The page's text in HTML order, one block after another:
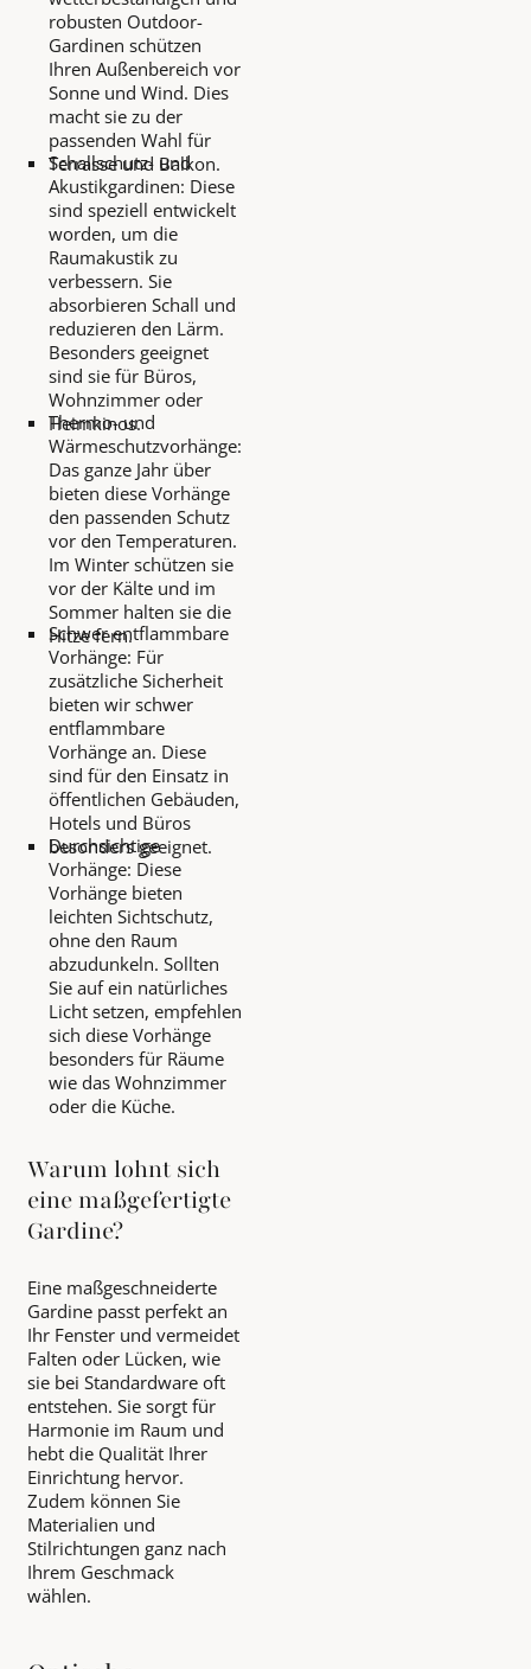
robusten Outdoor-
Gardinen schützen
Ihren Außenbereich vor
Sonne und Wind. Dies
macht sie zu der
passenden Wahl für
Terrasse und Balkon.
Schallschutz- und
Akustikgardinen: Diese
sind speziell entwickelt
worden, um die
Raumakustik zu
verbessern. Sie
absorbieren Schall und
reduzieren den Lärm.
Besonders geeignet
sind sie für Büros,
Wohnzimmer oder
Heimkinos.
Thermo- und
Wärmeschutzvorhänge:
Das ganze Jahr über
bieten diese Vorhänge
den passenden Schutz
vor den Temperaturen.
Im Winter schützen sie
vor der Kälte und im
Sommer halten sie die
Hitze fern.
Schwer entflammbare
Vorhänge: Für
zusätzliche Sicherheit
bieten wir schwer
entflammbare
Vorhänge an. Diese
sind für den Einsatz in
öffentlichen Gebäuden,
Hotels und Büros
besonders geeignet.
Durchsichtige
Vorhänge: Diese
Vorhänge bieten
leichten Sichtschutz,
ohne den Raum
abzudunkeln. Sollten
Sie auf ein natürliches
Licht setzen, empfehlen
sich diese Vorhänge
besonders für Räume
wie das Wohnzimmer
oder die Küche.
Warum lohnt sich
eine maßgefertigte
Gardine?
Eine maßgeschneiderte
Gardine passt perfekt an
Ihr Fenster und vermeidet
Falten oder Lücken, wie
sie bei Standardware oft
entstehen. Sie sorgt für
Harmonie im Raum und
hebt die Qualität Ihrer
Einrichtung hervor.
Zudem können Sie
Materialien und
Stilrichtungen ganz nach
Ihrem Geschmack
wählen.